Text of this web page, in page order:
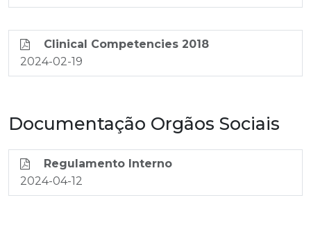
Clinical Competencies 2018
2024-02-19
Documentação Orgãos Sociais
Regulamento Interno
2024-04-12